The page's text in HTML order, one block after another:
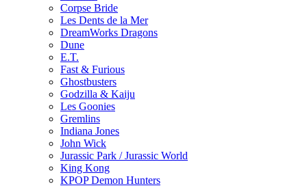
Corpse Bride
Les Dents de la Mer
DreamWorks Dragons
Dune
E.T.
Fast & Furious
Ghostbusters
Godzilla & Kaiju
Les Goonies
Gremlins
Indiana Jones
John Wick
Jurassic Park / Jurassic World
King Kong
KPOP Demon Hunters